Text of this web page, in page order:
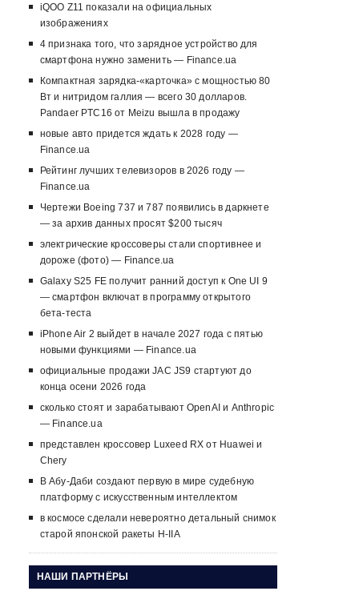
iQOO Z11 показали на официальных
изображениях
4 признака того, что зарядное устройство для
смартфона нужно заменить — Finance.ua
Компактная зарядка-«карточка» с мощностью 80
Вт и нитридом галлия — всего 30 долларов.
Pandaer PTC16 от Meizu вышла в продажу
новые авто придется ждать к 2028 году —
Finance.ua
Рейтинг лучших телевизоров в 2026 году —
Finance.ua
Чертежи Boeing 737 и 787 появились в даркнете
— за архив данных просят $200 тысяч
электрические кроссоверы стали спортивнее и
дороже (фото) — Finance.ua
Galaxy S25 FE получит ранний доступ к One UI 9
— смартфон включат в программу открытого
бета-теста
iPhone Air 2 выйдет в начале 2027 года с пятью
новыми функциями — Finance.ua
официальные продажи JAC JS9 стартуют до
конца осени 2026 года
сколько стоят и зарабатывают OpenAI и Anthropic
— Finance.ua
представлен кроссовер Luxeed RX от Huawei и
Chery
В Абу-Даби создают первую в мире судебную
платформу с искусственным интеллектом
в космосе сделали невероятно детальный снимок
старой японской ракеты H-IIA
НАШИ ПАРТНЁРЫ